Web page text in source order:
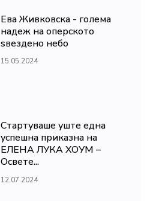
Ева Живковска - голема
надеж на оперското
ѕвездено небо
15.05.2024
Стартуваше уште една
успешна приказна на
ЕЛЕНА ЛУКА ХОУМ –
Освете...
12.07.2024